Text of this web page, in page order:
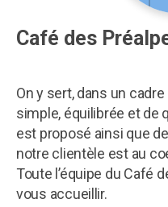
Café des
On y sert, dans un
simple, équilibrée et de
est proposé ainsi que
notre clientèle est au
Toute l’équipe du Café
vous accueillir.